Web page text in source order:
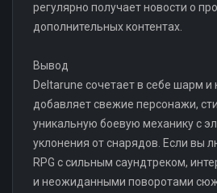
регулярно получает новости о
дополнительных контентах.
Вывод
Deltarune сочетает в себе шарм
добавляет свежие персонажи,
уникальную боевую механику с
уклонения от снарядов. Если вы
RPG с сильным саундтреком,
и неожиданными поворотами